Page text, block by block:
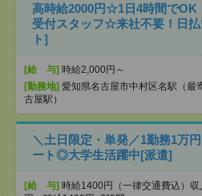
高時給2000円☆1日4時間でOK
受付スタッフ☆来社不要！日
ト]
[給 与] 時給2,000円～
[勤務地] 愛知県名古屋市中村区名駅（最
古屋駅）
＼土日限定・単発／1勤務1万
ート◎大学生活躍中[派遣]
[給 与] 時給1400円（一律交通費込）